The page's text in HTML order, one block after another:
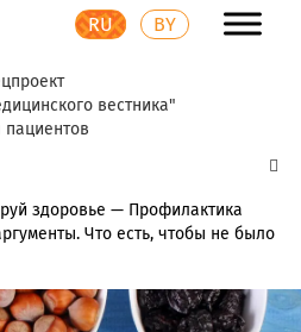
RU BY
вестника"
пациентов
здоровье — Профилактика
Что есть, чтобы не было